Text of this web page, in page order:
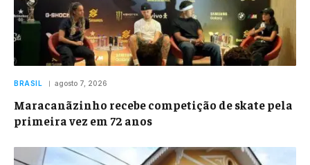
BRASIL agosto 7, 2026
Maracanãzinho recebe competição de skate pela
primeira vez em 72 anos